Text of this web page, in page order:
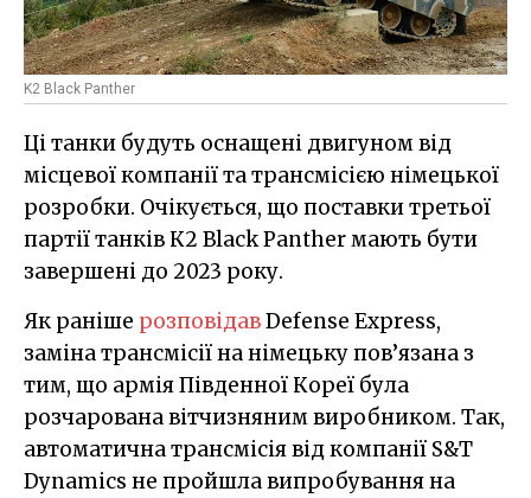
K2 Black Panther
Ці танки будуть оснащені двигуном від
місцевої компанії та трансмісією німецької
розробки. Очікується, що поставки третьої
партії танків К2 Black Panther мають бути
завершені до 2023 року.
Як раніше розповідавDefense Express,
заміна трансмісії на німецьку пов’язана з
тим, що армія Південної Кореї була
розчарована вітчизняним виробником. Так,
автоматична трансмісія від компанії S&T
Dynamics не пройшла випробування на